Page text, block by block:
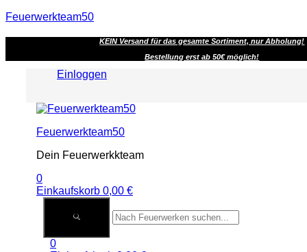
Feuerwerkteam50
KEIN Versand für das gesamte Sortiment, nur Abholung!
Bestellung erst ab 50€ möglich!
Einloggen
Menu
Feuerwerkteam50
Dein Feuerwerkkteam
0
Einkaufskorb 0,00 €
0